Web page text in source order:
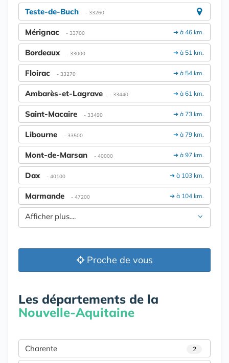
Teste-de-Buch - 33260
➔ à 46 km.
Mérignac - 33700
➔ à 51 km.
Bordeaux - 33000
➔ à 54 km.
Floirac - 33270
➔ à 61 km.
Ambarès-et-Lagrave - 33440
➔ à 73 km.
Saint-Macaire - 33490
➔ à 79 km.
Libourne - 33500
➔ à 97 km.
Mont-de-Marsan - 40000
➔ à 103 km.
Dax - 40100
➔ à 104 km.
Marmande - 47200
Afficher plus....
Proche de vous
Les départements de la
Nouvelle-Aquitaine
Charente 2